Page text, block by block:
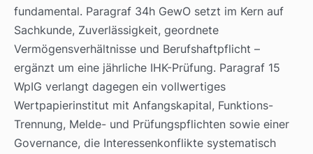
fundamental. Paragraf 34h GewO setzt im Kern auf
Sachkunde, Zuverlässigkeit, geordnete
Vermögensverhältnisse und Berufshaftpflicht –
ergänzt um eine jährliche IHK-Prüfung. Paragraf 15
WpIG verlangt dagegen ein vollwertiges
Wertpapierinstitut mit Anfangskapital, Funktions-
Trennung, Melde- und Prüfungspflichten sowie einer
Governance, die Interessenkonflikte systematisch